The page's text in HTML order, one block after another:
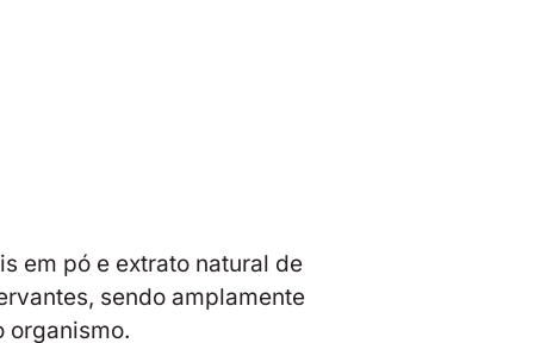
em pó e extrato natural de
sendo amplamente
organismo.